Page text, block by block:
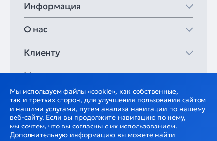
Информация
О нас
Клиенту
Мои закладки
Мы используем файлы «cookie», как собственные,
так и третьих сторон, для улучшения пользования сайтом
и нашими услугами, путем анализа навигации по нашему
веб-сайту. Если вы продолжите навигацию по нему,
мы сочтем, что вы согласны с их использованием.
Дополнительную информацию вы можете найти